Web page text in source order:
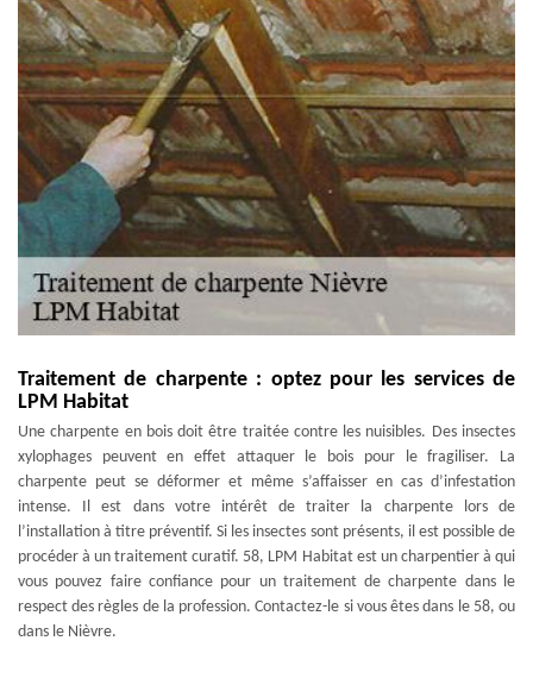
Traitement de charpente : optez pour les services de
LPM Habitat
Une charpente en bois doit être traitée contre les nuisibles. Des insectes
xylophages peuvent en effet attaquer le bois pour le fragiliser. La
charpente peut se déformer et même s’affaisser en cas d’infestation
intense. Il est dans votre intérêt de traiter la charpente lors de
l’installation à titre préventif. Si les insectes sont présents, il est possible de
procéder à un traitement curatif. 58, LPM Habitat est un charpentier à qui
vous pouvez faire confiance pour un traitement de charpente dans le
respect des règles de la profession. Contactez-le si vous êtes dans le 58, ou
dans le Nièvre.